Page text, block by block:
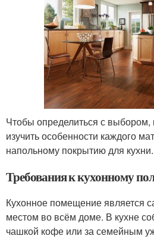
Чтобы определиться с выбором,
изучить особенности каждого
напольному покрытию для кухни.
Требования к кухонному
Кухонное помещение
местом во всём доме. В кухне
чашкой кофе или за семейным